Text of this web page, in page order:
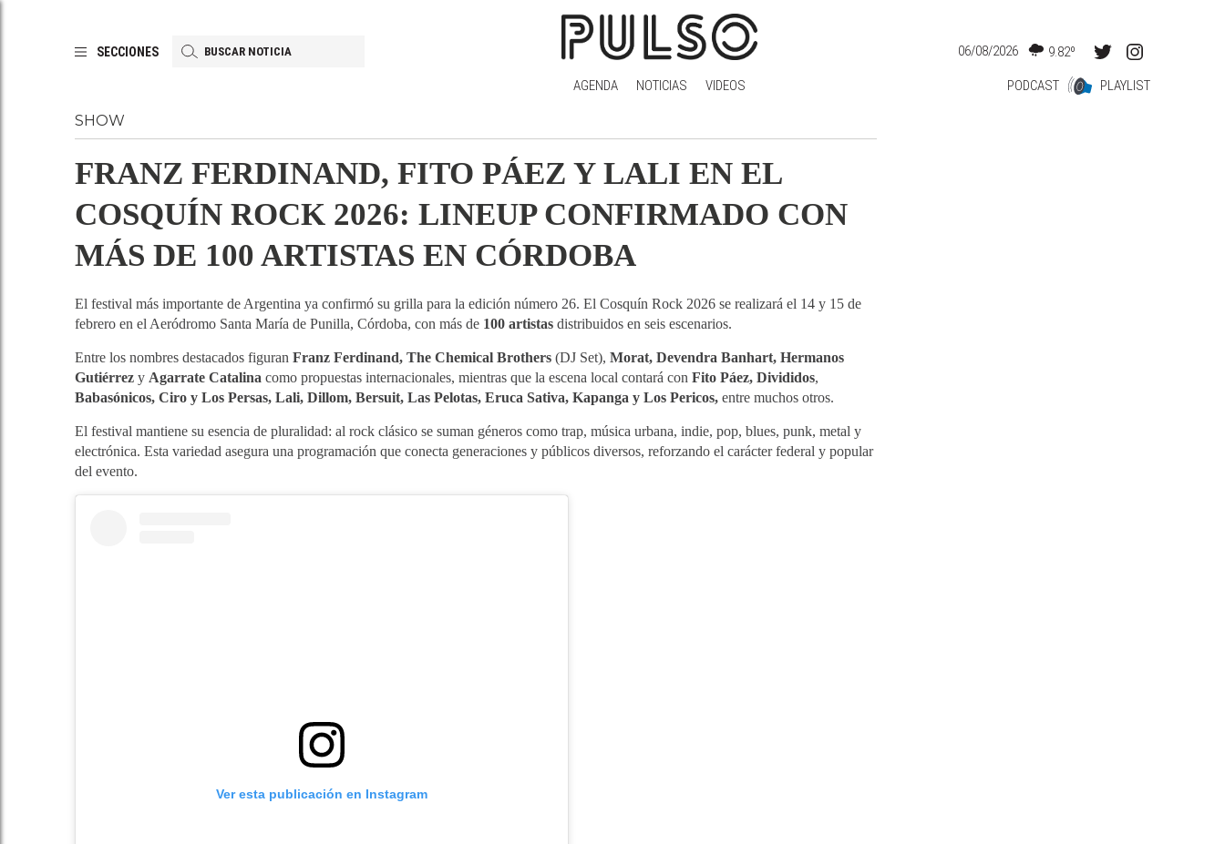
SECCIONES
AGENDA NOTICIAS VIDEOS
06/08/2026 9.82º
PODCAST PLAYLIST
SHOW
FRANZ FERDINAND, FITO PÁEZ Y LALI EN EL
COSQUÍN ROCK 2026: LINEUP CONFIRMADO CON
MÁS DE 100 ARTISTAS EN CÓRDOBA
El festival más importante de Argentina ya confirmó su grilla para la edición número 26. El Cosquín Rock 2026 se realizará el 14 y 15 de
febrero en el Aeródromo Santa María de Punilla, Córdoba, con más de 100 artistas distribuidos en seis escenarios.
Entre los nombres destacados figuran Franz Ferdinand, The Chemical Brothers (DJ Set), Morat, Devendra Banhart, Hermanos
Gutiérrez y Agarrate Catalina como propuestas internacionales, mientras que la escena local contará con Fito Páez, Divididos,
Babasónicos, Ciro y Los Persas, Lali, Dillom, Bersuit, Las Pelotas, Eruca Sativa, Kapanga y Los Pericos, entre muchos otros.
El festival mantiene su esencia de pluralidad: al rock clásico se suman géneros como trap, música urbana, indie, pop, blues, punk, metal y
electrónica. Esta variedad asegura una programación que conecta generaciones y públicos diversos, reforzando el carácter federal y popular
del evento.
Ver esta publicación en Instagram